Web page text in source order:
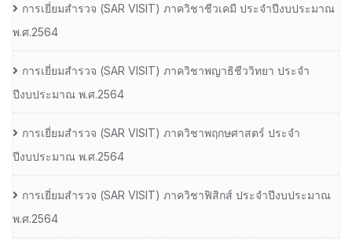
การเยี่ยมสํารวจ (SAR VISIT) ภาควิชาชีวเคมี ประจําปีงบประมาณ
พ.ศ.2564
การเยี่ยมสํารวจ (SAR VISIT) ภาควิชาพญาธิชีววิทยา ประจํา
ปีงบประมาณ พ.ศ.2564
การเยี่ยมสํารวจ (SAR VISIT) ภาควิชาพฤกษศาสตร์ ประจํา
ปีงบประมาณ พ.ศ.2564
การเยี่ยมสํารวจ (SAR VISIT) ภาควิชาฟิสิกส์ ประจําปีงบประมาณ
พ.ศ.2564